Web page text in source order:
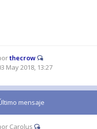
thecrow
May 2018, 13:27
mensaje
Carolus